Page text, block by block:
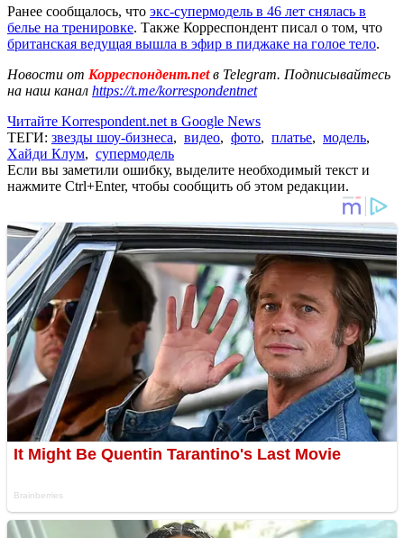
Ранее сообщалось, что экс-супермодель в 46 лет снялась в
белье на тренировке. Также Корреспондент писал о том, что
британская ведущая вышла в эфир в пиджаке на голое тело.
Новости от Корреспондент.netв Telegram. Подписывайтесь
на наш канал https://t.me/korrespondentnet
Читайте Korrespondent.net в Google News
ТЕГИ: звезды шоу-бизнеса, видео, фото, платье, модель,
Хайди Клум, супермодель
Если вы заметили ошибку, выделите необходимый текст и
нажмите Ctrl+Enter, чтобы сообщить об этом редакции.